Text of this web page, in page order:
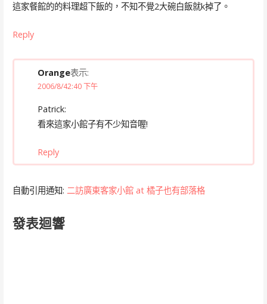
這家餐館的的料理超下飯的，不知不覺2大碗白飯就k掉了。
Reply
Orange表示:
2006/8/42:40 下午
Patrick:
看來這家小館子有不少知音喔!
Reply
自動引用通知: 二訪廣東客家小館 at 橘子也有部落格
發表迴響